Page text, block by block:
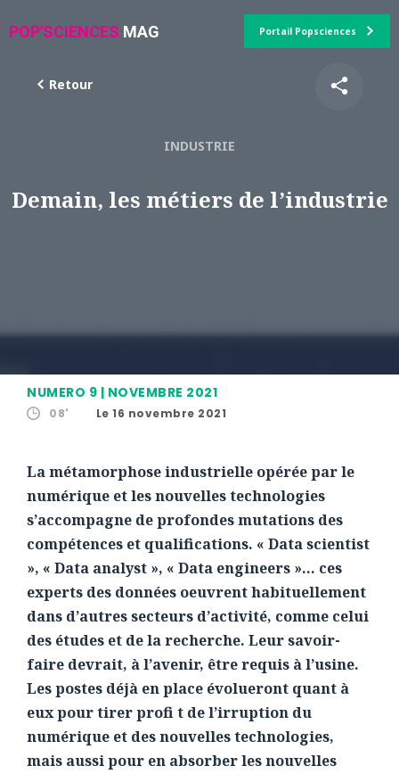
POP'SCIENCES MAG Portail Popsciences
Retour
INDUSTRIE
Demain, les métiers de l’industrie
La métamorphose industrielle opérée par le
numérique et les nouvelles technologies
s’accompagne de profondes mutations des
compétences et qualifications. « Data scientist
», « Data analyst », « Data engineers »… ces
experts des données oeuvrent habituellement
dans d’autres secteurs d’activité, comme celui
des études et de la recherche. Leur savoir-
faire devrait, à l’avenir, être requis à l’usine.
Les postes déjà en place évolueront quant à
eux pour tirer profi t de l’irruption du
numérique et des nouvelles technologies,
mais aussi pour en absorber les nouvelles
NUMERO 9 | NOVEMBRE 2021
08' Le 16 novembre 2021